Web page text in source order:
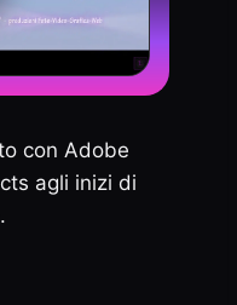
con Adobe
agli inizi di